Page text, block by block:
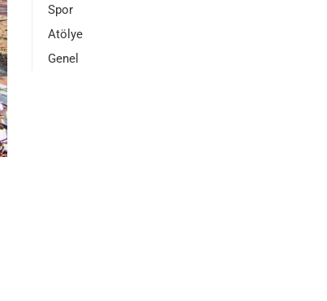
Spor
Atölye
Genel